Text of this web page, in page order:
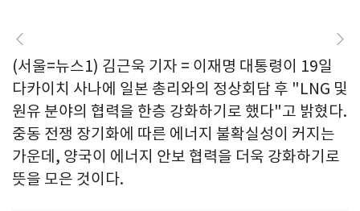
(서울=뉴스1) 김근욱 기자 = 이재명 대통령이 19일
다카이치 사나에 일본 총리와의 정상회담 후 "LNG 및
원유 분야의 협력을 한층 강화하기로 했다"고 밝혔다.
중동 전쟁 장기화에 따른 에너지 불확실성이 커지는
가운데, 양국이 에너지 안보 협력을 더욱 강화하기로
뜻을 모은 것이다.